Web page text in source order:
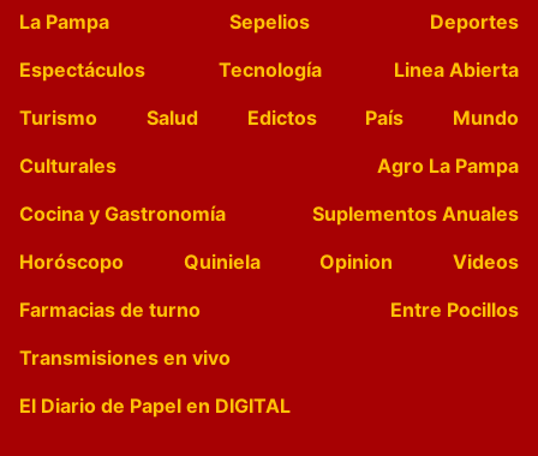
La Pampa Sepelios
Deportes
Espectáculos
Tecnología
Linea Abierta
Turismo
Salud Edictos País
Mundo
Culturales
Agro La Pampa
Cocina y Gastronomía
Suplementos Anuales
Horóscopo
Quiniela Opinion
Videos
Farmacias de turno
Entre Pocillos
Transmisiones en vivo
El Diario de Papel en DIGITAL